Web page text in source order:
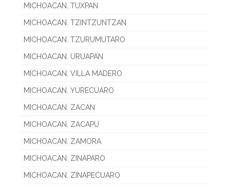
MICHOACAN. TUXPAN
MICHOACAN. TZINTZUNTZAN
MICHOACAN. TZURUMUTARO
MICHOACAN. URUAPAN
MICHOACAN. VILLA MADERO
MICHOACAN. YURECUARO
MICHOACAN. ZACAN
MICHOACAN. ZACAPU
MICHOACAN. ZAMORA
MICHOACAN. ZINAPARO
MICHOACAN. ZINAPECUARO